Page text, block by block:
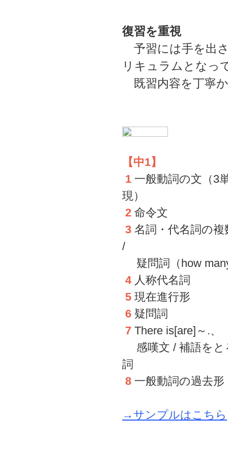
復習を重視
予習には手を出
リキュラムとなっ
既習内容を丁寧
【中1】
1 一般動詞の文（3
現）
2 命令文
3 名詞・代名詞の複
/
疑問詞（how
4人称代名詞
5 現在進行形
6 疑問詞
7 There is[are]～.、
感嘆文 / 補語をと
詞
8 一般動詞の過去形
→サンプルはこちら